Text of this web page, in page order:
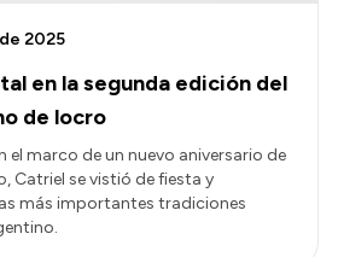
en la segunda edición del
de locro
2025
el marco de un nuevo aniversario de
Catriel se vistió de fiesta y
más importantes tradiciones